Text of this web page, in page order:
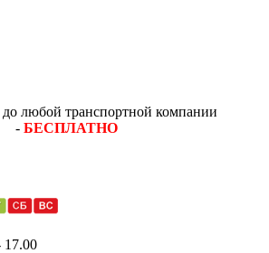
до любой транспортной компании
- БЕСПЛАТНО
17.00